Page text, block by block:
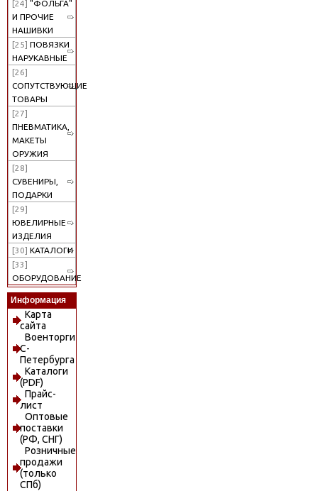
[24] "ФОЛЬГА"
И ПРОЧИЕ
НАШИВКИ
[25] ПОВЯЗКИ
НАРУКАВНЫЕ
[26]
СОПУТСТВУЮЩИЕ
ТОВАРЫ
[27]
ПНЕВМАТИКА,
МАКЕТЫ
ОРУЖИЯ
[28]
СУВЕНИРЫ,
ПОДАРКИ
[29]
ЮВЕЛИРНЫЕ
ИЗДЕЛИЯ
[30] КАТАЛОГИ
[33]
ОБОРУДОВАНИЕ
Информация
Карта
сайта
Военторги
С-
Петербурга
Каталоги
(PDF)
Прайс-
лист
Оптовые
поставки
(РФ, СНГ)
Розничные
продажи
(только
СПб)